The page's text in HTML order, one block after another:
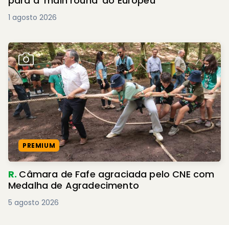
1 agosto 2026
PREMIUM
R. Câmara de Fafe agraciada pelo CNE com
Medalha de Agradecimento
5 agosto 2026